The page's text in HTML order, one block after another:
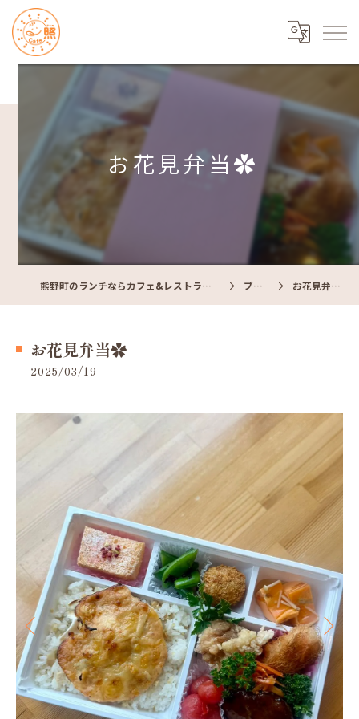
お花見弁当✿
熊野町のランチならカフェ&レストラン Cafe照 ブログ お花見弁当✿
お花見弁当✿
2025/03/19